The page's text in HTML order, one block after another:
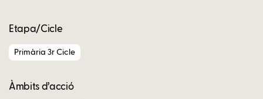
Etapa/Cicle
Primària 3r Cicle
Àmbits d’acció